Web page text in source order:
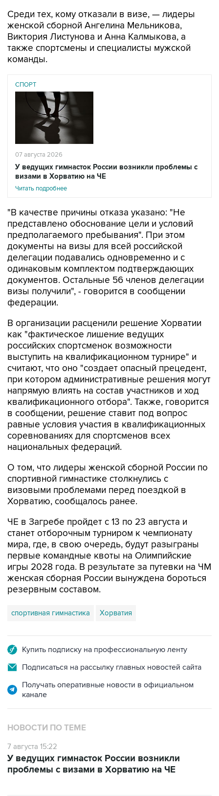
Среди тех, кому отказали в визе, — лидеры
женской сборной Ангелина Мельникова,
Виктория Листунова и Анна Калмыкова, а
также спортсмены и специалисты мужской
команды.
СПОРТ
07 августа 2026
У ведущих гимнасток России возникли проблемы с
визами в Хорватию на ЧЕ
Читать подробнее
"В качестве причины отказа указано: "Не
представлено обоснование цели и условий
предполагаемого пребывания". При этом
документы на визы для всей российской
делегации подавались одновременно и с
одинаковым комплектом подтверждающих
документов. Остальные 56 членов делегации
визы получили", - говорится в сообщении
федерации.
В организации расценили решение Хорватии
как "фактическое лишение ведущих
российских спортсменок возможности
выступить на квалификационном турнире" и
считают, что оно "создает опасный прецедент,
при котором административные решения могут
напрямую влиять на состав участников и ход
квалификационного отбора". Также, говорится
в сообщении, решение ставит под вопрос
равные условия участия в квалификационных
соревнованиях для спортсменов всех
национальных федераций.
О том, что лидеры женской сборной России по
спортивной гимнастике столкнулись с
визовыми проблемами перед поездкой в
Хорватию, сообщалось ранее.
ЧЕ в Загребе пройдет с 13 по 23 августа и
станет отборочным турниром к чемпионату
мира, где, в свою очередь, будут разыграны
первые командные квоты на Олимпийские
игры 2028 года. В результате за путевки на ЧМ
женская сборная России вынуждена бороться
резервным составом.
спортивная гимнастика Хорватия
Купить подписку на профессиональную ленту
Подписаться на рассылку главных новостей сайта
Получать оперативные новости в официальном
канале
НОВОСТИ ПО ТЕМЕ
7 августа 15:22
У ведущих гимнасток России возникли
проблемы с визами в Хорватию на ЧЕ